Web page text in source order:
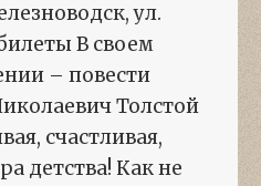
ул.
В своем
– повести
Толстой
счастливая,
детства! Как не